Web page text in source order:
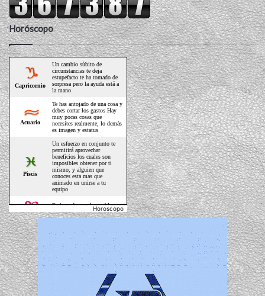
Horóscopo
Horoscopo